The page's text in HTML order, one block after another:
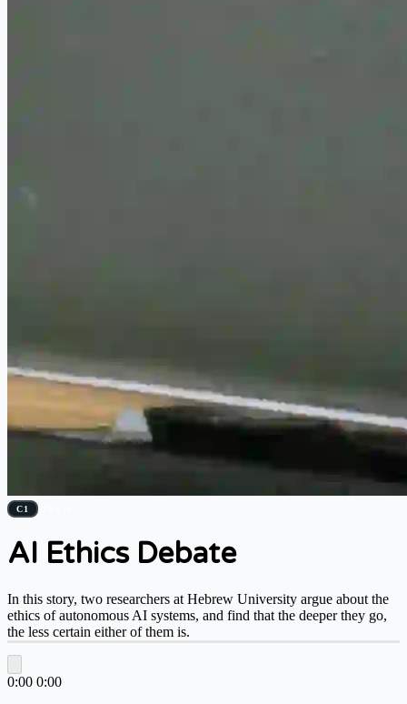
C1
AI Ethics Debate
In this story, two researchers at Hebrew University argue about the
ethics of autonomous AI systems, and find that the deeper they go,
the less certain either of them is.
0:00 0:00